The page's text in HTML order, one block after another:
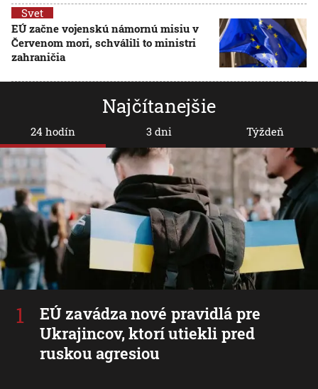
Svet
EÚ začne vojenskú námornú misiu v
Červenom mori, schválili to ministri
zahraničia
Najčítanejšie
24 hodín
EÚ zavádza nové pravidlá pre
Ukrajincov, ktorí utiekli pred
ruskou agresiou
3 dni Týždeň